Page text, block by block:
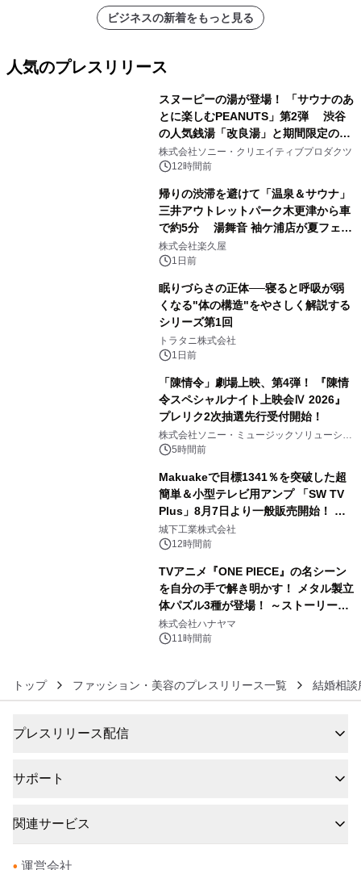
ビジネスの新着をもっと見る
人気のプレスリリース
スヌーピーの湯が登場！ 「サウナのあ
とに楽しむPEANUTS」第2弾 渋谷
の人気銭湯「改良湯」と期間限定のコ
ラボレーション サウナイキタイコラ
ボグッズも発売決定！
株式会社ソニー・クリエイティブプロダクツ
12時間前
帰りの渋滞を避けて「温泉＆サウナ」
三井アウトレットパーク木更津から車
で約5分 湯舞音 袖ケ浦店が夏フェア
メニューを提供
株式会社楽久屋
1日前
眠りづらさの正体──寝ると呼吸が弱
くなる"体の構造"をやさしく解説する
シリーズ第1回
トラタニ株式会社
1日前
「陳情令」劇場上映、第4弾！ 『陳情
令スペシャルナイト上映会Ⅳ 2026』
プレリク2次抽選先行受付開始！
株式会社ソニー・ミュージックソリューショ
ンズ5時間前
Makuakeで目標1341％を突破した超
簡単＆小型テレビ用アンプ 「SW TV
Plus」8月7日より一般販売開始！ ケ
ーブル1本つなぐだけ、テレビの音が
ぐっと豊かに
城下工業株式会社
12時間前
TVアニメ『ONE PIECE』の名シーン
を自分の手で解き明かす！ メタル製立
体パズル3種が登場！ ～ストーリーと
ギミックが融合した 大人の体験型パズ
ルが8月7日(金)12時より先行予約受付
株式会社ハナヤマ
11時間前
トップ ファッション・美容のプレスリリース一覧 結婚相談
プレスリリース配信
サポート
関連サービス
• 運営会社